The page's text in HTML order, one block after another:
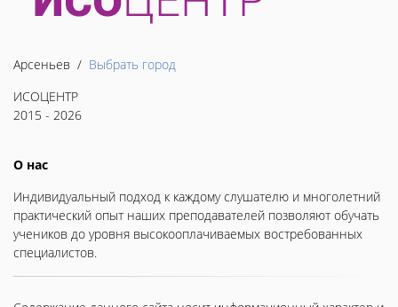
Арсеньев / Выбрать город
ИСОЦЕНТР
2015 - 2026
О нас
Индивидуальный подход к каждому слушателю и многолетний
практический опыт наших преподавателей позволяют обучать
учеников до уровня высокооплачиваемых востребованных
специалистов.